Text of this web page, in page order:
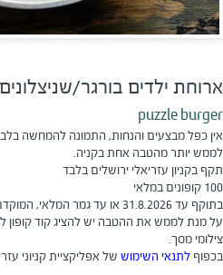
ארוחת ילדים בורגר/שניצלונים ב-40 ₪
puzzle burger
אין כפל מבצעים והנחות, התמונה להמחשה
לממש יותר מהטבה אחת בקניה.
תקף בקניון עזריאלי ירושלים בלבד
100 קופונים במלאי
בתוקף עד 31.8.2026 או עד גמר המלאי, המוקדם מביניהם
על מנת לממש את ההטבה יש להציג קוד קופון
צילומי מסך.
בכפוף לתנאי השימוש של אפליקציית קניוני